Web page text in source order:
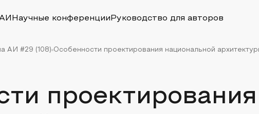
Научные конференции Руководство для авторов
АИ #29 (108) Особенности проектирования национальной
проектирования